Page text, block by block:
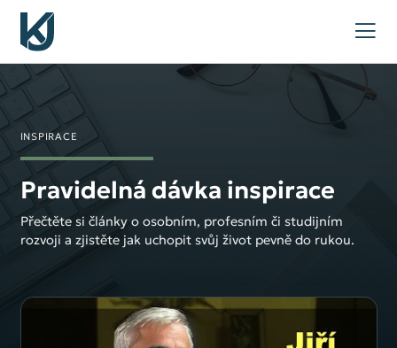
INSPIRACE
Pravidelná dávka inspirace
Přečtěte si články o osobním, profesním či studijním
rozvoji a zjistěte jak uchopit svůj život pevně do rukou.